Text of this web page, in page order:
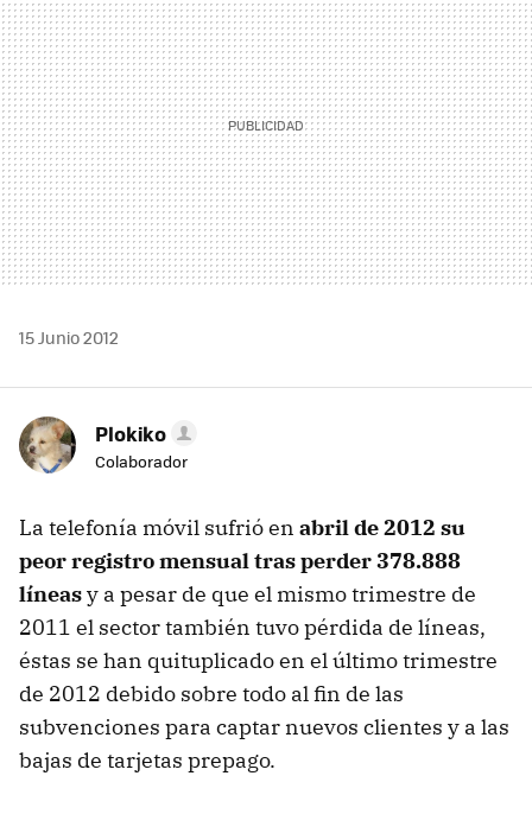
15 Junio 2012
Plokiko
Colaborador
La telefonía móvil sufrió en abril de 2012 su
peor registro mensual tras perder 378.888
líneasy a pesar de que el mismo trimestre de
2011 el sector también tuvo pérdida de líneas,
éstas se han quituplicado en el último trimestre
de 2012 debido sobre todo al fin de las
subvenciones para captar nuevos clientes y a las
bajas de tarjetas prepago.